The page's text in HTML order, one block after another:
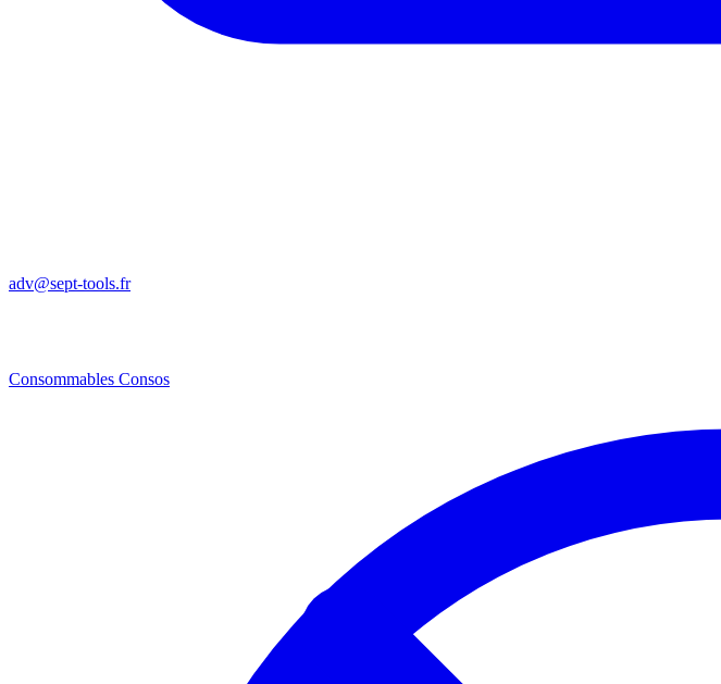
adv@sept-tools.fr
Consommables Consos